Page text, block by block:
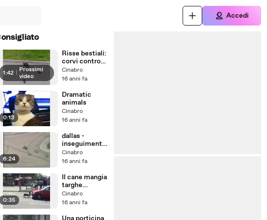
Accedi
1:42
Prossimi
video
Risse bestiali:
corvi contro
gatti
Cinabro
16 anni fa
0:13
Dramatic
animals
Cinabro
16 anni fa
6:24
dallas -
inseguimento
della polizia
termina in
Cinabro
16 anni fa
0:35
Il cane mangia
targhe
colpisce
ancora
Cinabro
16 anni fa